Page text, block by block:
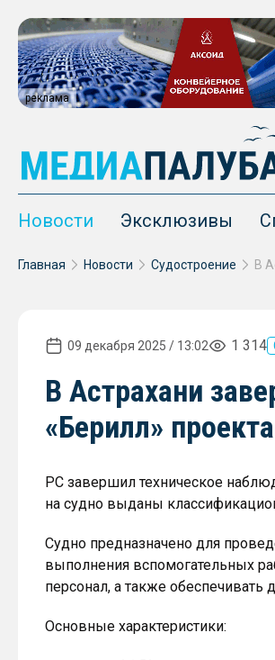
реклама
Новости Эксклюзивы
Главная Новости Судостроение
09 декабря 2025 / 13:02 1 314
В Астрахани
«Берилл»
РС завершил техническое
на судно выданы
Судно предназначено для
выполнения вспомогательных
персонал, а также обеспечивать
Основные характеристики: